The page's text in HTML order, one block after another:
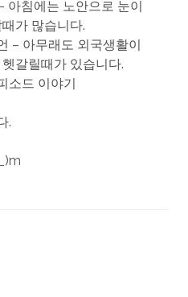
아침에는 노안으로 눈이
가 많습니다.
– 아무래도 외국생활이
갈릴때가 있습니다.
소드 이야기
.